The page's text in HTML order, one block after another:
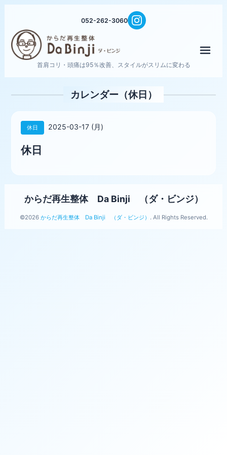
052-262-3060
首肩コリ・頭痛は95％改善、スタイルがスリムに変わる
カレンダー（休日）
休日 2025-03-17 (月)
休日
からだ再生整体 Da Binji （ダ・ビンジ）
©2026 からだ再生整体 Da Binji （ダ・ビンジ） . All Rights Reserved.